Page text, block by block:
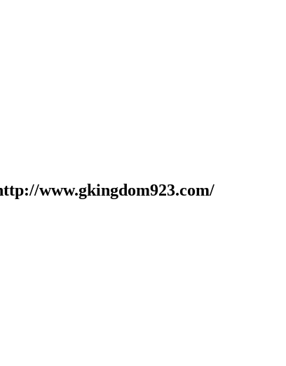
www.gkingdom923.com/